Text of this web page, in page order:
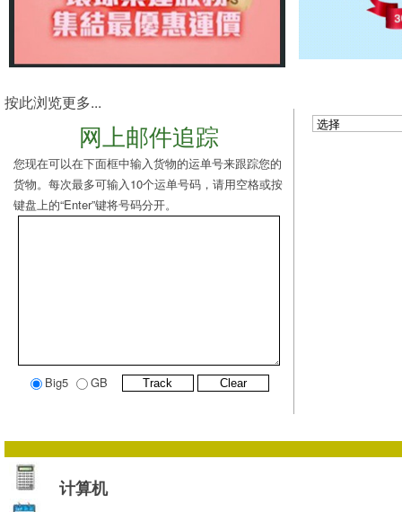
按此浏览更多...
网上邮件追踪
您现在可以在下面框中输入货物的运单号来跟踪您的
货物。每次最多可输入10个运单号码，请用空格或按
键盘上的“Enter”键将号码分开。
Big5 GB
计算机